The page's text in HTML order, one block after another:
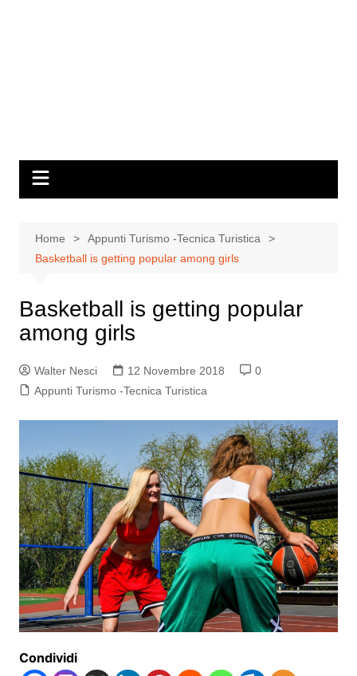
Home
Appunti Turismo -Tecnica Turistica
Basketball is getting popular among girls
Basketball is getting popular
among girls
Walter Nesci 12 Novembre 2018
0
Appunti Turismo -Tecnica Turistica
Condividi